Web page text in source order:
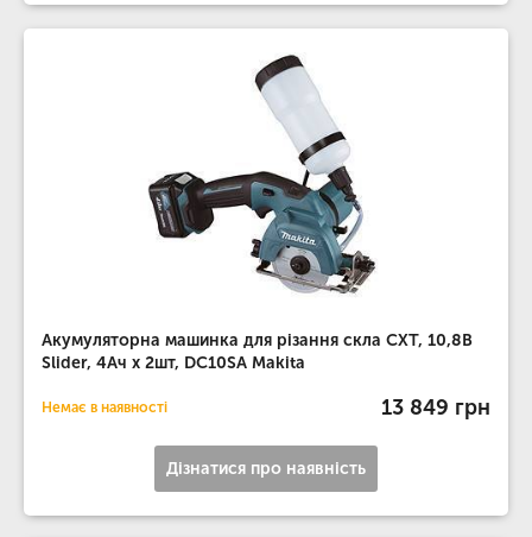
Акумуляторна машинка для різання скла CXT, 10,8В
Slider, 4Ач х 2шт, DC10SA Makita
Немає в наявності 13 849 грн
Дізнатися про наявність